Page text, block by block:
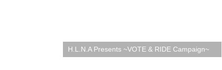
H.L.N.A Presents ~VOTE & RIDE Campaign~